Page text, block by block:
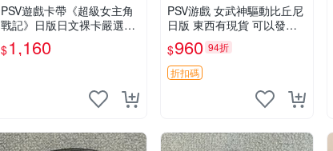
PSV遊戲卡帶《超級女主角
戰記》日版日文裸卡嚴選實
測正常索尼專用 超級女主角
戰記 PSV 日版 裸卡
$1,160
PSV游戲 女武神驅動比丘尼
日版 東西有現貨 可以發手
物品 無質量問題售不退不換
$960 94折
折扣碼